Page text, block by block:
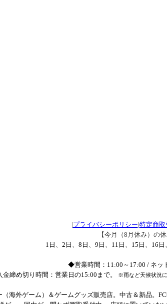
|プライバシーポリシー|特定商
【今月（8月休み）の休
1日、2日、8日、9日、11日、15日、16
◆営業時間：11:00～17:00 / ネッ
締め切り時間：営業日の15:00まで。
※雨など天候状況
（海外ゲーム）＆ゲームグッズ販売店。中古＆新品。